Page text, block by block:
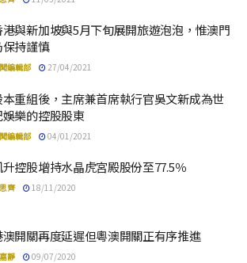
港與新加坡與5月下旬展開旅遊泡泡，惟澳門
保持謹慎
編輯部 27/04/2021
本重組後，主席兼首席執行官吳文新成為世
娛樂的控股股東
編輯部 04/01/2021
升控股增持水晶虎宮殿股份至77.5％
齊 18/11/2020
澳開關再度延遲但粵澳開關正有序推進
靜 09/07/2020